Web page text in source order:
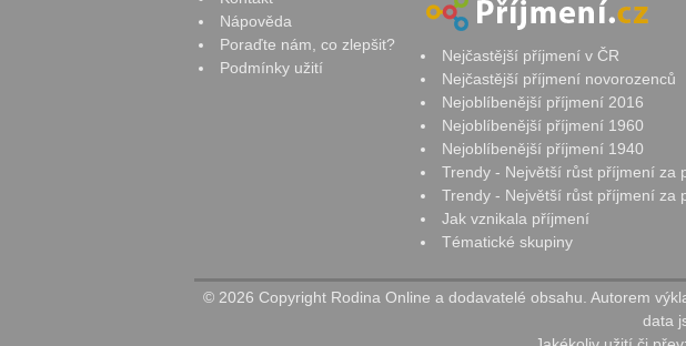
Nápověda
Poraďte nám, co zlepšit?
Podmínky užití
Nejčastější příjmení v ČR
Nejčastější příjmení novorozenců
Nejoblíbenější příjmení 2016
Nejoblíbenější příjmení 1960
Nejoblíbenější příjmení 1940
Trendy - Největší růst příjmení za
Trendy - Největší růst příjmení za
Jak vznikala příjmení
Tématické skupiny
© 2026 Copyright Rodina Online a dodavatelé obsahu. Autorem
data